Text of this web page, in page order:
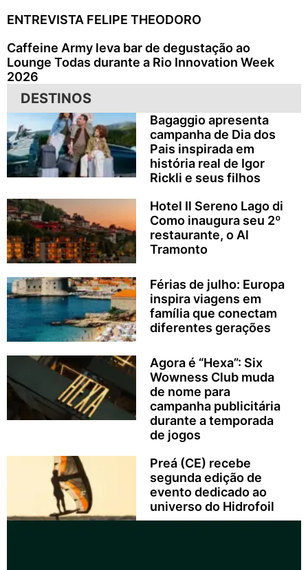
ENTREVISTA FELIPE THEODORO
Caffeine Army leva bar de degustação ao
Lounge Todas durante a Rio Innovation Week
2026
DESTINOS
Bagaggio apresenta
campanha de Dia dos
Pais inspirada em
história real de Igor
Rickli e seus filhos
Hotel Il Sereno Lago di
Como inaugura seu 2º
restaurante, o Al
Tramonto
Férias de julho: Europa
inspira viagens em
família que conectam
diferentes gerações
Agora é “Hexa”: Six
Wowness Club muda
de nome para
campanha publicitária
durante a temporada
de jogos
Preá (CE) recebe
segunda edição de
evento dedicado ao
universo do Hidrofoil